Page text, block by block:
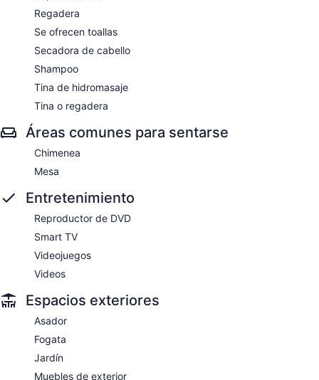
Regadera
Se ofrecen toallas
Secadora de cabello
Shampoo
Tina de hidromasaje
Tina o regadera
Áreas comunes para sentarse
Chimenea
Mesa
Entretenimiento
Reproductor de DVD
Smart TV
Videojuegos
Videos
Espacios exteriores
Asador
Fogata
Jardín
Muebles de exterior